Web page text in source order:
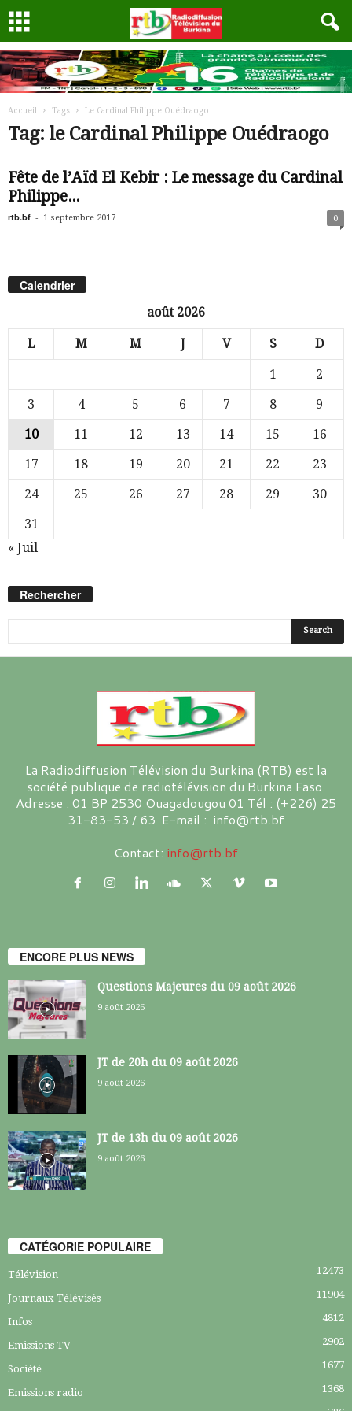
Accueil Tags Le Cardinal Philippe Ouédraogo
Tag: le Cardinal Philippe Ouédraogo
Fête de l’Aïd El Kebir : Le message du Cardinal
Philippe...
rtb.bf - 1 septembre 2017 0
Calendrier
août 2026
L M M J V S D
1
2
3
4 5 6 7 8
9
10
11 12 13 14 15
16
17
18 19 20 21 22
23
24
25 26 27 28 29
30
31
« Juil
Rechercher
La Radiodiffusion Télévision du Burkina (RTB) est la
société publique de radiotélévision du Burkina Faso.
Adresse : 01 BP 2530 Ouagadougou 01 Tél : (+226) 25
31-83-53 / 63 E-mail : info@rtb.bf
Contact: info@rtb.bf
ENCORE PLUS NEWS
Questions Majeures du 09 août 2026
9 août 2026
JT de 20h du 09 août 2026
9 août 2026
JT de 13h du 09 août 2026
9 août 2026
CATÉGORIE POPULAIRE
Télévision 12473
Journaux Télévisés 11904
Infos 4812
Emissions TV 2902
Société 1677
Emissions radio 1368